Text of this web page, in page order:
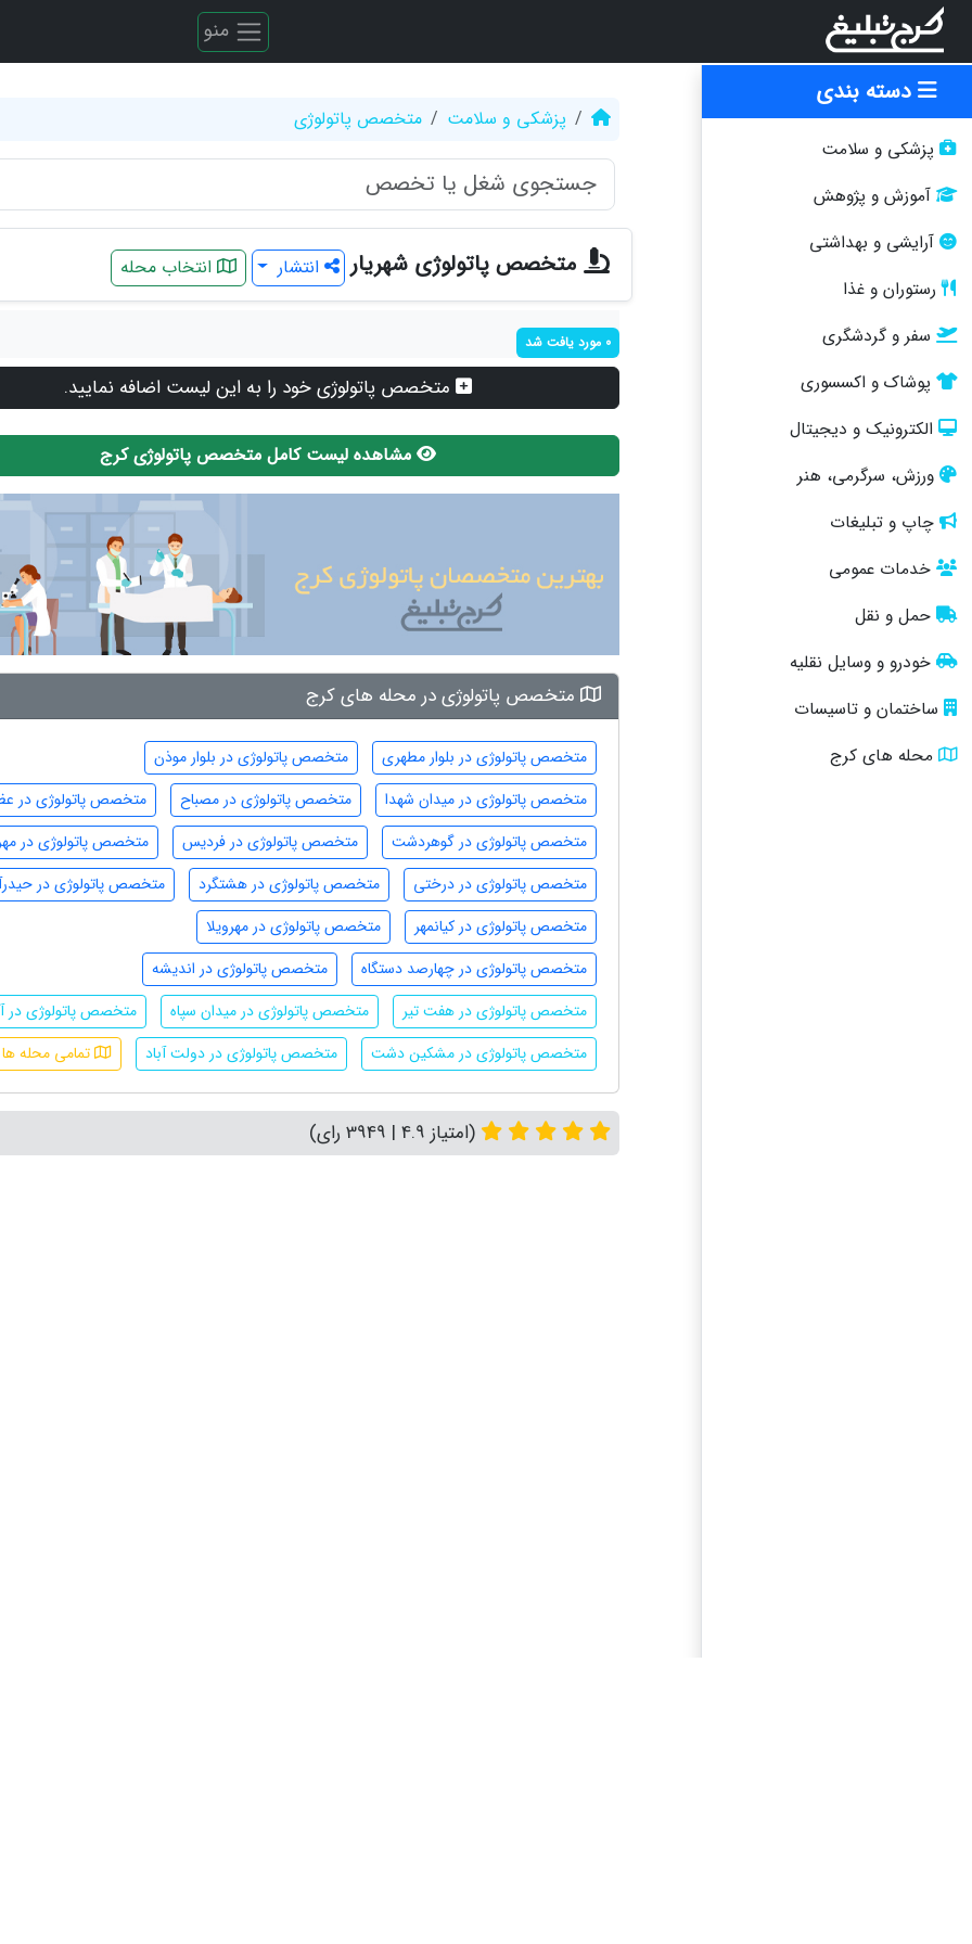
منو
دسته بندی
پزشکی و سلامت
آموزش و پژوهش
آرایشی و بهداشتی
رستوران و غذا
سفر و گردشگری
پوشاک و اکسسوری
الکترونیک و دیجیتال
ورزش، سرگرمی، هنر
چاپ و تبلیغات
خدمات عمومی
حمل و نقل
خودرو و وسایل نقلیه
ساختمان و تاسیسات
محله های کرج
پزشکی و سلامت متخصص پاتولوژی
متخصص پاتولوژی شهریار انتشار انتخاب محله
0 مورد یافت شد
متخصص پاتولوژی خود را به این لیست اضافه نمایید.
مشاهده لیست کامل متخصص پاتولوژی کرج
متخصص پاتولوژی در محله های کرج
متخصص پاتولوژی در بلوار مطهری
متخصص پاتولوژی در بلوار موذن
متخصص پاتولوژی در میدان شهدا
متخصص پاتولوژی در مصباح
متخصص پاتولوژی در
متخصص پاتولوژی در گوهردشت
متخصص پاتولوژی در فردیس
متخصص پاتولوژی در
متخصص پاتولوژی در درختی
متخصص پاتولوژی در هشتگرد
متخصص پاتولوژی در
متخصص پاتولوژی در کیانمهر
متخصص پاتولوژی در مهرویلا
متخصص پاتولوژی در چهارصد دستگاه
متخصص پاتولوژی در اندیشه
متخصص پاتولوژی در هفت تیر
متخصص پاتولوژی در میدان سپاه
متخصص پاتولوژی در
متخصص پاتولوژی در مشکین دشت
متخصص پاتولوژی در دولت آباد تمامی محله ها
(امتیاز 4.9 | 3949 رای)